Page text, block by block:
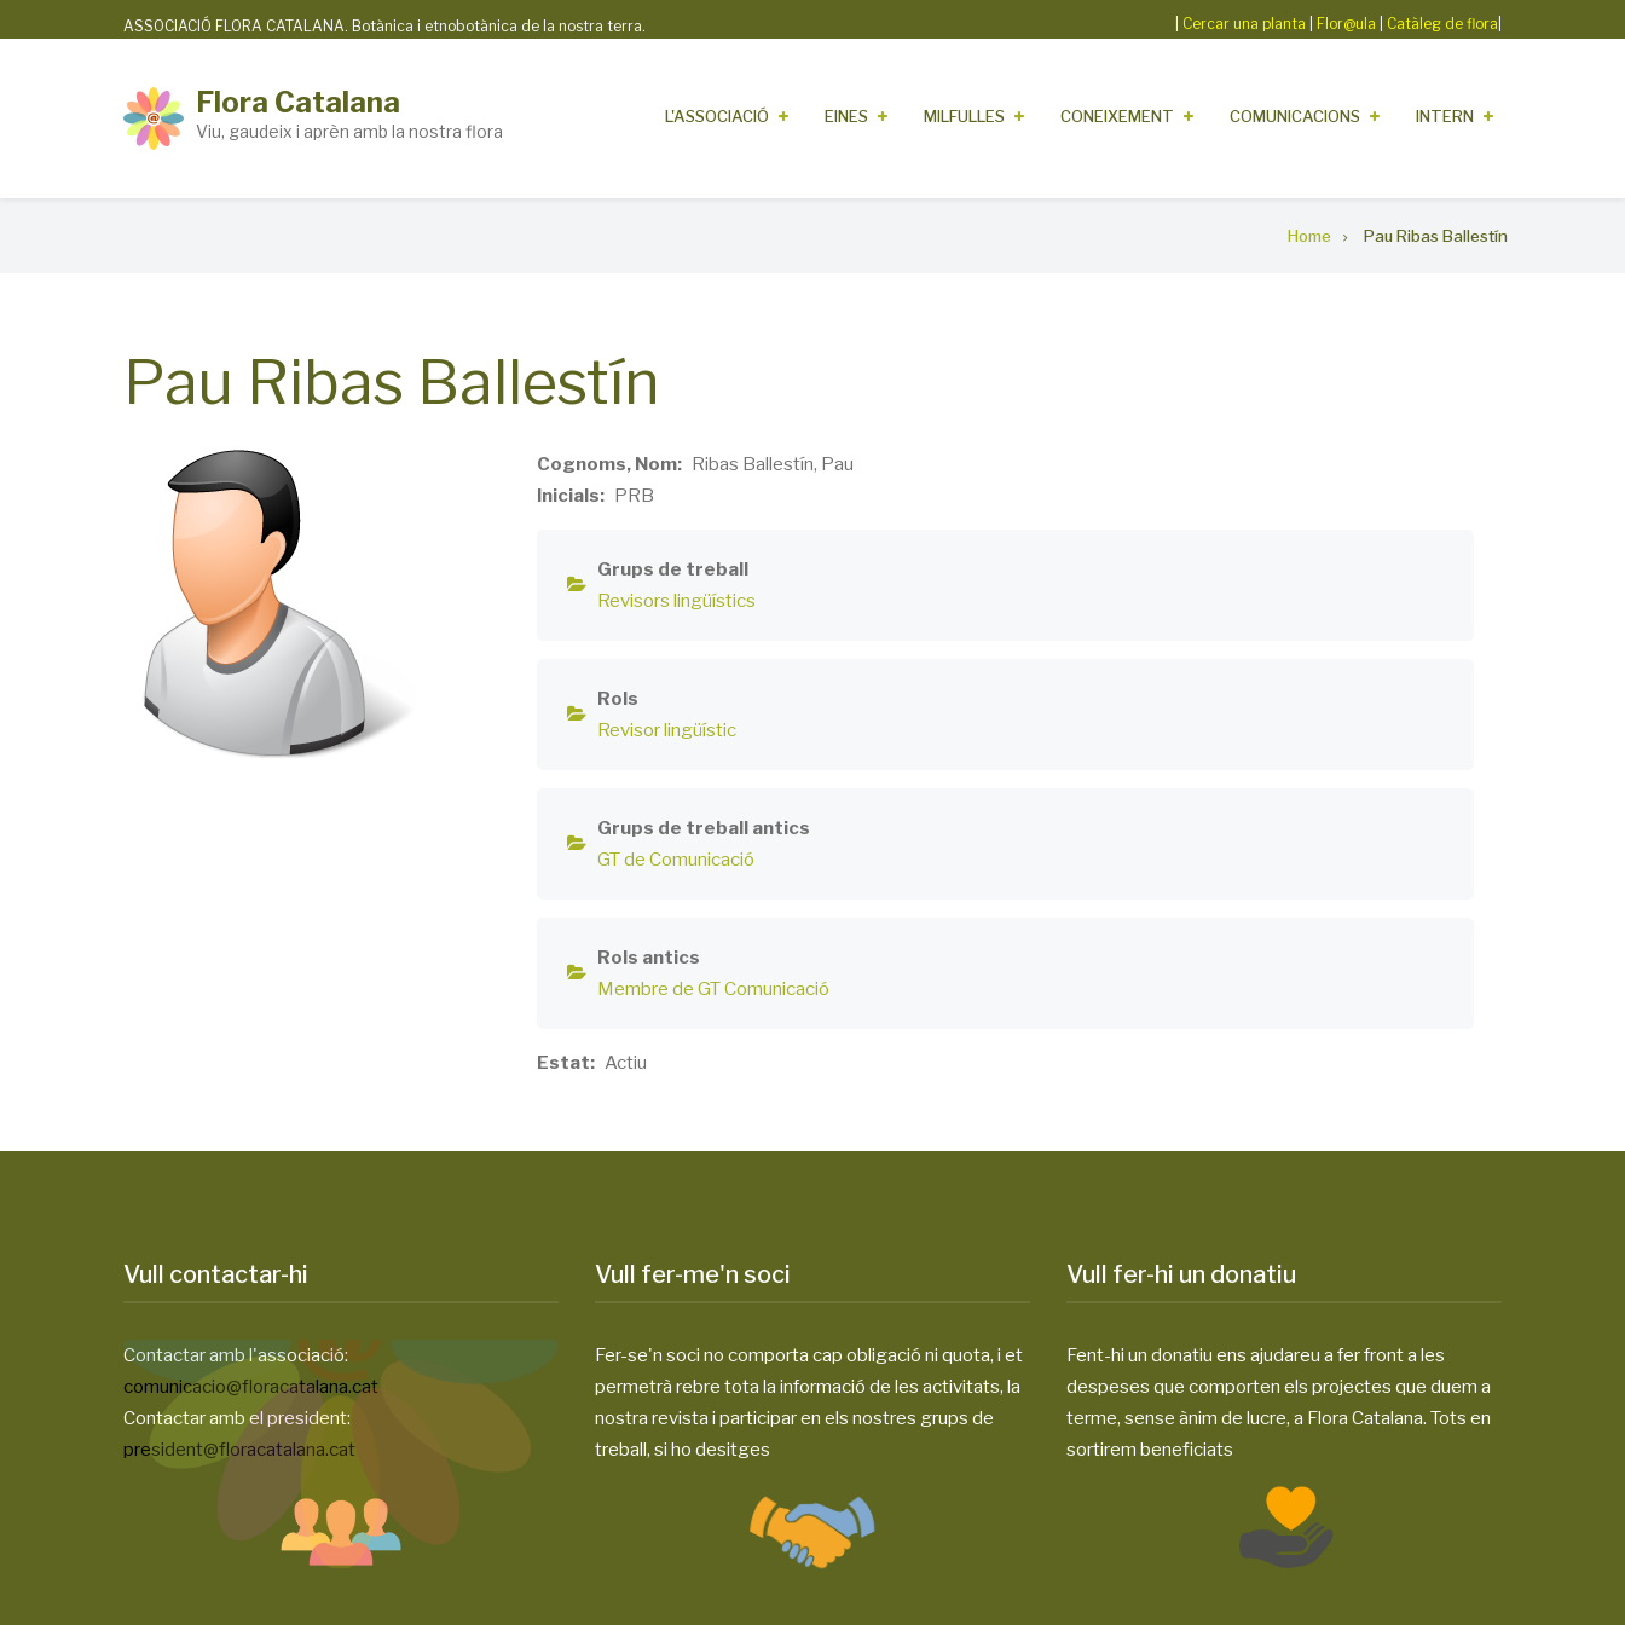
ASSOCIACIÓ FLORA CATALANA. Botànica i etnobotànica de la nostra terra. Cercar una planta Flor@ula Catàleg de flora
Flora Catalana
Viu, gaudeix i aprèn amb la nostra flora
L'ASSOCIACIÓ EINES MILFULLES CONEIXEMENT COMUNICACIONS INTERN
Home Pau Ribas Ballestín
Pau Ribas Ballestín
Cognoms, Nom
Ribas Ballestín, Pau
Inicials
PRB
Grups de treball
Revisors lingüístics
Rols
Revisor lingüístic
Grups de treball antics
GT de Comunicació
Rols antics
Membre de GT Comunicació
Estat Actiu
Vull contactar-hi
Contactar amb l'associació:
comunicacio@floracatalana.cat
Contactar amb el president:
president@floracatalana.cat
Vull fer-me'n soci
Fer-se'n soci no comporta cap obligació ni quota, i et
permetrà rebre tota la informació de les activitats, la
nostra revista i participar en els nostres grups de
treball, si ho desitges
Vull fer-hi un donatiu
Fent-hi un donatiu ens ajudareu a fer front a les
despeses que comporten els projectes que duem a
terme, sense ànim de lucre, a Flora Catalana. Tots en
sortirem beneficiats